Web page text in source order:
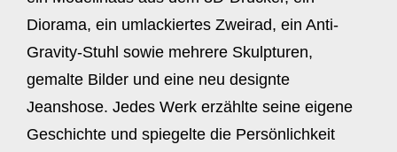
Diorama, ein umlackiertes Zweirad, ein Anti-
Gravity-Stuhl sowie mehrere Skulpturen,
gemalte Bilder und eine neu designte
Jeanshose. Jedes Werk erzählte seine eigene
Geschichte und spiegelte die Persönlichkeit